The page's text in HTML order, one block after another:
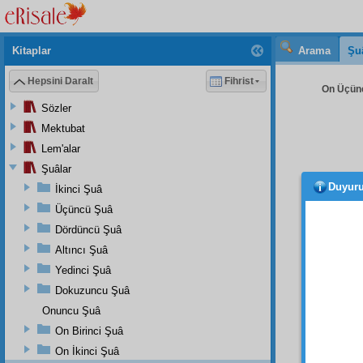
Arama
On
buz
Kitaplar
Hepsini Daralt Fihrist
Sözler
Mektubat
Lem'alar
Şuâlar
İkinci Şuâ
Üçüncü Şuâ
Dördüncü Şuâ
Altıncı Şuâ
Yedinci Şuâ
Dokuzuncu Şuâ
Onuncu Şuâ
On Birinci Şuâ
On İkinci Şuâ
Duyuru